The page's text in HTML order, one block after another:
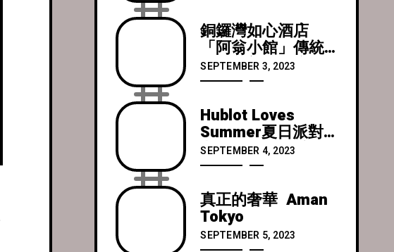
銅鑼灣如心酒店
「阿翁小館」傳統
粵菜全新菜單慶中
秋
SEPTEMBER 3, 2023
Hublot Loves
Summer夏日派對
與Chrissie周秀娜
一同慶祝K11
開幕
SEPTEMBER 4, 2023
真正的奢華 Aman
Tokyo
SEPTEMBER 5, 2023